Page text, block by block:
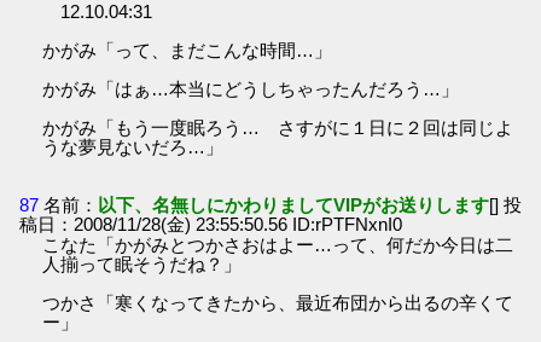
12.10.04:31
かがみ「って、まだこんな時間…」
かがみ「はぁ…本当にどうしちゃったんだろう…」
かがみ「もう一度眠ろう… さすがに１日に２回は同じよ
うな夢見ないだろ…」
87 名前： 以下、名無しにかわりましてVIPがお送りします[] 投
稿日：2008/11/28(金) 23:55:50.56 ID:rPTFNxnI0
こなた「かがみとつかさおはよー…って、何だか今日は二
人揃って眠そうだね？」
つかさ「寒くなってきたから、最近布団から出るの辛くて
ー」